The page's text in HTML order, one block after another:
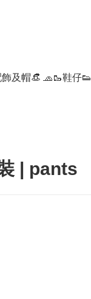
飾及帽👒 🧢🥾鞋仔👟
| pants